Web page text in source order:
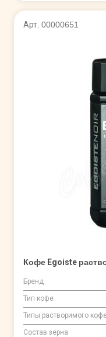
Арт. 00000651
Кофе Egoiste
Бренд
Тип кофе
Типы растворимого
Состав зерна